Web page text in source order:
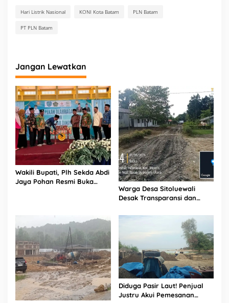
Hari Listrik Nasional KONI Kota Batam PLN Batam
PT PLN Batam
Jangan Lewatkan
Wakili Bupati, Plh Sekda Abdi
Jaya Pohan Resmi Buka
Warga Desa Sitoluewali
Desak Transparansi dan
Jalan, Diduga Minim
Diduga Pasir Laut! Penjual
Justru Akui Pemesanan